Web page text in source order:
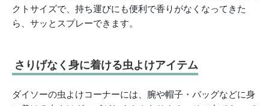
クトサイズで、持ち運びにも便利で香りがなくなってきた
ら、サッとスプレーできます。
さりげなく身に着ける虫よけアイテム
ダイソーの虫よけコーナーには、腕や帽子・バッグなどに身